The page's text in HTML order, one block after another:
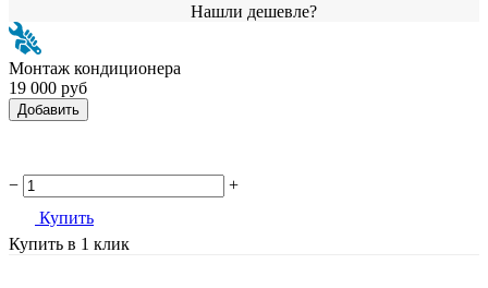
Нашли дешевле?
Монтаж кондиционера
19 000 руб
Добавить
−
+
Купить
Купить в 1 клик